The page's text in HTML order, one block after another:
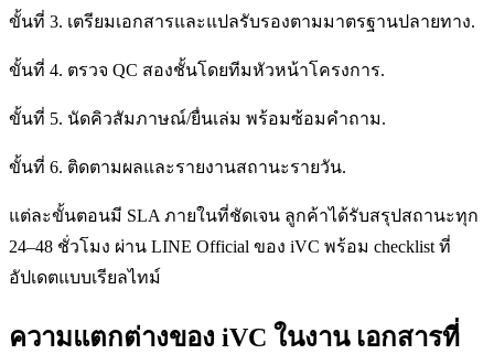
ขั้นที่ 3. เตรียมเอกสารและแปลรับรองตามมาตรฐานปลายทาง.
ขั้นที่ 4. ตรวจ QC สองชั้นโดยทีมหัวหน้าโครงการ.
ขั้นที่ 5. นัดคิวสัมภาษณ์/ยื่นเล่ม พร้อมซ้อมคำถาม.
ขั้นที่ 6. ติดตามผลและรายงานสถานะรายวัน.
แต่ละขั้นตอนมี SLA ภายในที่ชัดเจน ลูกค้าได้รับสรุปสถานะทุก
24–48 ชั่วโมง ผ่าน LINE Official ของ iVC พร้อม checklist ที่
อัปเดตแบบเรียลไทม์
ความแตกต่างของ iVC ในงาน เอกสารที่